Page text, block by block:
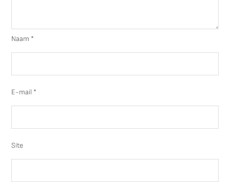
Naam *
E-mail *
Site